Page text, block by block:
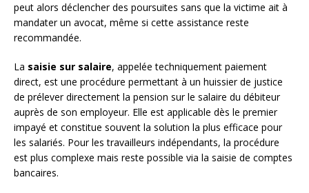
peut alors déclencher des poursuites sans que la victime ait à
mandater un avocat, même si cette assistance reste
recommandée.
La saisie sur salaire, appelée techniquement paiement
direct, est une procédure permettant à un huissier de justice
de prélever directement la pension sur le salaire du débiteur
auprès de son employeur. Elle est applicable dès le premier
impayé et constitue souvent la solution la plus efficace pour
les salariés. Pour les travailleurs indépendants, la procédure
est plus complexe mais reste possible via la saisie de comptes
bancaires.